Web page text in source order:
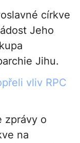
církve
Jeho
Jihu.
vliv RPC
zprávy o
na